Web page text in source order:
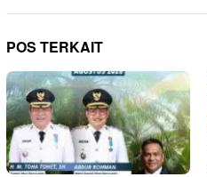
POS TERKAIT